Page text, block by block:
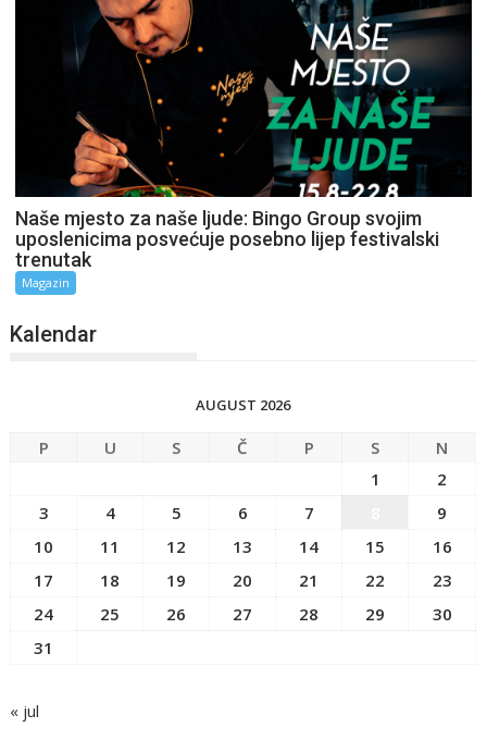
Naše mjesto za naše ljude: Bingo Group svojim
uposlenicima posvećuje posebno lijep festivalski
trenutak
Magazin
Kalendar
AUGUST 2026
P U S Č P S
N
1
2
3
4 5 6 7
9
10
11 12 13 14 15
16
17
18 19 20 21 22
23
24
25 26 27 28 29
30
31
« jul